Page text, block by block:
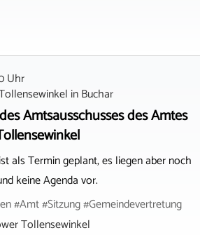
Uhr
inBuchar
Amtsausschusses des Amtes
als Termin geplant, es liegen aber noch
keine Agenda vor.
#Amt #Sitzung #Gemeindevertretung
Tollensewinkel